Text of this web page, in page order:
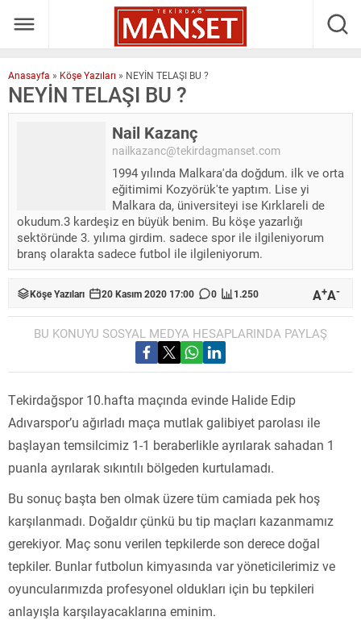
Anasayfa » Köşe Yazıları » NEYİN TELAŞI BU ?
NEYİN TELAŞI BU ?
Nail Kazanç
nailkazanc@tekirdagmanset.com
1994 yılında Malkara'da doğdum. ilk ve orta
eğitimimi Kozyörük'te yaptım. Lise yi
Malkara da, üniversiteyi ise Kırklareli de
okudum.3 kardeşiz en büyük benim. Bu köşe yazarlığı
sektöründe 3. yılıma girdim. sadece spor ile ilgileniyorum
branş olarakta sadece futbol ile ilgileniyorum.
Köşe Yazıları 20 Kasım 2020 17:00 0 1.250 A+A-
BU KONUYU SOSYAL MEDYA HESAPLARINDA PAYLAŞ
Tekirdağspor 10.hafta maçında evinde Halide Edip
Adıvarspor’u ağırladı maça mutlak galibiyet parolası ile
başlayan temsilcimiz 1-1 beraberlikle ayrılarak sahadan 1
puanla ayrılarak sıkıntılı bölgeden kurtulamadı.
Bu sonuç başta ben olmak üzere tüm camiada pek hoş
karşılanmadı. Doğaldır çünkü bu tip maçları kazanmamız
gerekiyor. Maç sonu verilen tepkilerde son derece doğal
tepkiler. Bunlar futbolun kimyasında var yöneticilerimiz ve
oyuncularımızda profesyonel oldukları için bu tepkileri
anlayışla karşılayacaklarına eminim.